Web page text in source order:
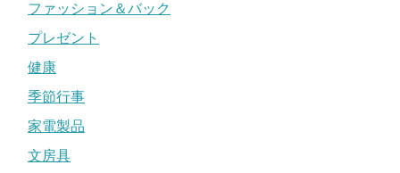
ファッション＆バック
プレゼント
健康
季節行事
家電製品
文房具